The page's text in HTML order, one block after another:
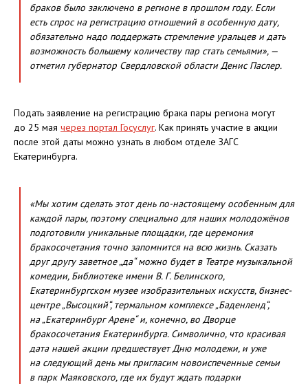
браков было заключено в регионе в прошлом году. Если
есть спрос на регистрацию отношений в особенную дату,
обязательно надо поддержать стремление уральцев и дать
возможность большему количеству пар стать семьями», —
отметил губернатор Свердловской области Денис Паслер.
Подать заявление на регистрацию брака пары региона могут
до 25 мая через портал Госуслуг. Как принять участие в акции
после этой даты можно узнать в любом отделе ЗАГС
Екатеринбурга.
«Мы хотим сделать этот день по-настоящему особенным для
каждой пары, поэтому специально для наших молодожёнов
подготовили уникальные площадки, где церемония
бракосочетания точно запомнится на всю жизнь. Сказать
друг другу заветное „да“ можно будет в Театре музыкальной
комедии, Библиотеке имени В. Г. Белинского,
Екатеринбургском музее изобразительных искусств, бизнес-
центре „Высоцкий“, термальном комплексе „Баденленд“,
на „Екатеринбург Арене“ и, конечно, во Дворце
бракосочетания Екатеринбурга. Символично, что красивая
дата нашей акции предшествует Дню молодежи, и уже
на следующий день мы пригласим новоиспеченные семьи
в парк Маяковского, где их будут ждать подарки